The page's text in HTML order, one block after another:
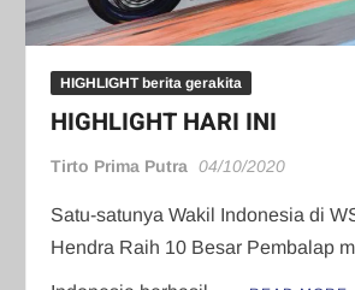
HIGHLIGHT berita gerakita
HIGHLIGHT HARI INI
Tirto Prima Putra 04/10/2020
Satu-satunya Wakil Indonesia di
Hendra Raih 10 Besar Pembalap